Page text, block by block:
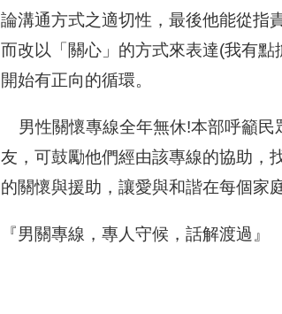
論溝通方式之適切性，最後他能從指
而改以「關心」的方式來表達(我有
開始有正向的循環。
男性關懷專線全年無休!本部呼籲民
友，可鼓勵他們經由該專線的協助，
的關懷與援助，讓愛與和諧在每個家
『男關專線，專人守候，話解渡過』